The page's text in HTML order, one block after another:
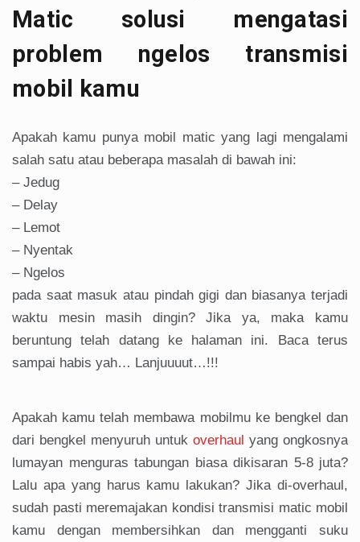
Matic solusi mengatasi
problem ngelos transmisi
mobil kamu
Apakah kamu punya mobil matic yang lagi mengalami
salah satu atau beberapa masalah di bawah ini:
– Jedug
– Delay
– Lemot
– Nyentak
– Ngelos
pada saat masuk atau pindah gigi dan biasanya terjadi
waktu mesin masih dingin? Jika ya, maka kamu
beruntung telah datang ke halaman ini. Baca terus
sampai habis yah… Lanjuuuut…!!!
Apakah kamu telah membawa mobilmu ke bengkel dan
dari bengkel menyuruh untuk overhaul yang ongkosnya
lumayan menguras tabungan biasa dikisaran 5-8 juta?
Lalu apa yang harus kamu lakukan? Jika di-overhaul,
sudah pasti meremajakan kondisi transmisi matic mobil
kamu dengan membersihkan dan mengganti suku